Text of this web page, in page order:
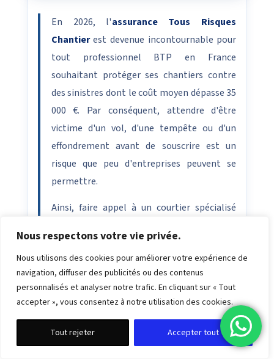
Nous respectons votre vie privée.
Nous utilisons des cookies pour améliorer votre expérience de
navigation, diffuser des publicités ou des contenus
personnalisés et analyser notre trafic. En cliquant sur « Tout
accepter », vous consentez à notre utilisation des cookies.
Tout rejeter Accepter tout
En 2026, l'assurance Tous Risques
Chantierest devenue incontournable pour
tout professionnel BTP en France
souhaitant protéger ses chantiers contre
des sinistres dont le coût moyen dépasse 35
000 €. Par conséquent, attendre d'être
victime d'un vol, d'une tempête ou d'un
effondrement avant de souscrire est un
risque que peu d'entreprises peuvent se
permettre.
Ainsi, faire appel à un courtier spécialisé
d'obtenir la meilleure police TRC au
meilleur prix, avec un accompagnement sur
mesure à chaque étape de votre projet de
construction en France.